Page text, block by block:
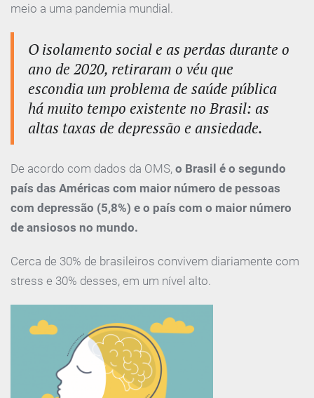
meio a uma pandemia mundial.
O isolamento social e as perdas durante o
ano de 2020, retiraram o véu que
escondia um problema de saúde pública
há muito tempo existente no Brasil: as
altas taxas de depressão e ansiedade.
De acordo com dados da OMS, o Brasil é o segundo
país das Américas com maior número de pessoas
com depressão (5,8%) e o país com o maior número
de ansiosos no mundo.
Cerca de 30% de brasileiros convivem diariamente com
stress e 30% desses, em um nível alto.